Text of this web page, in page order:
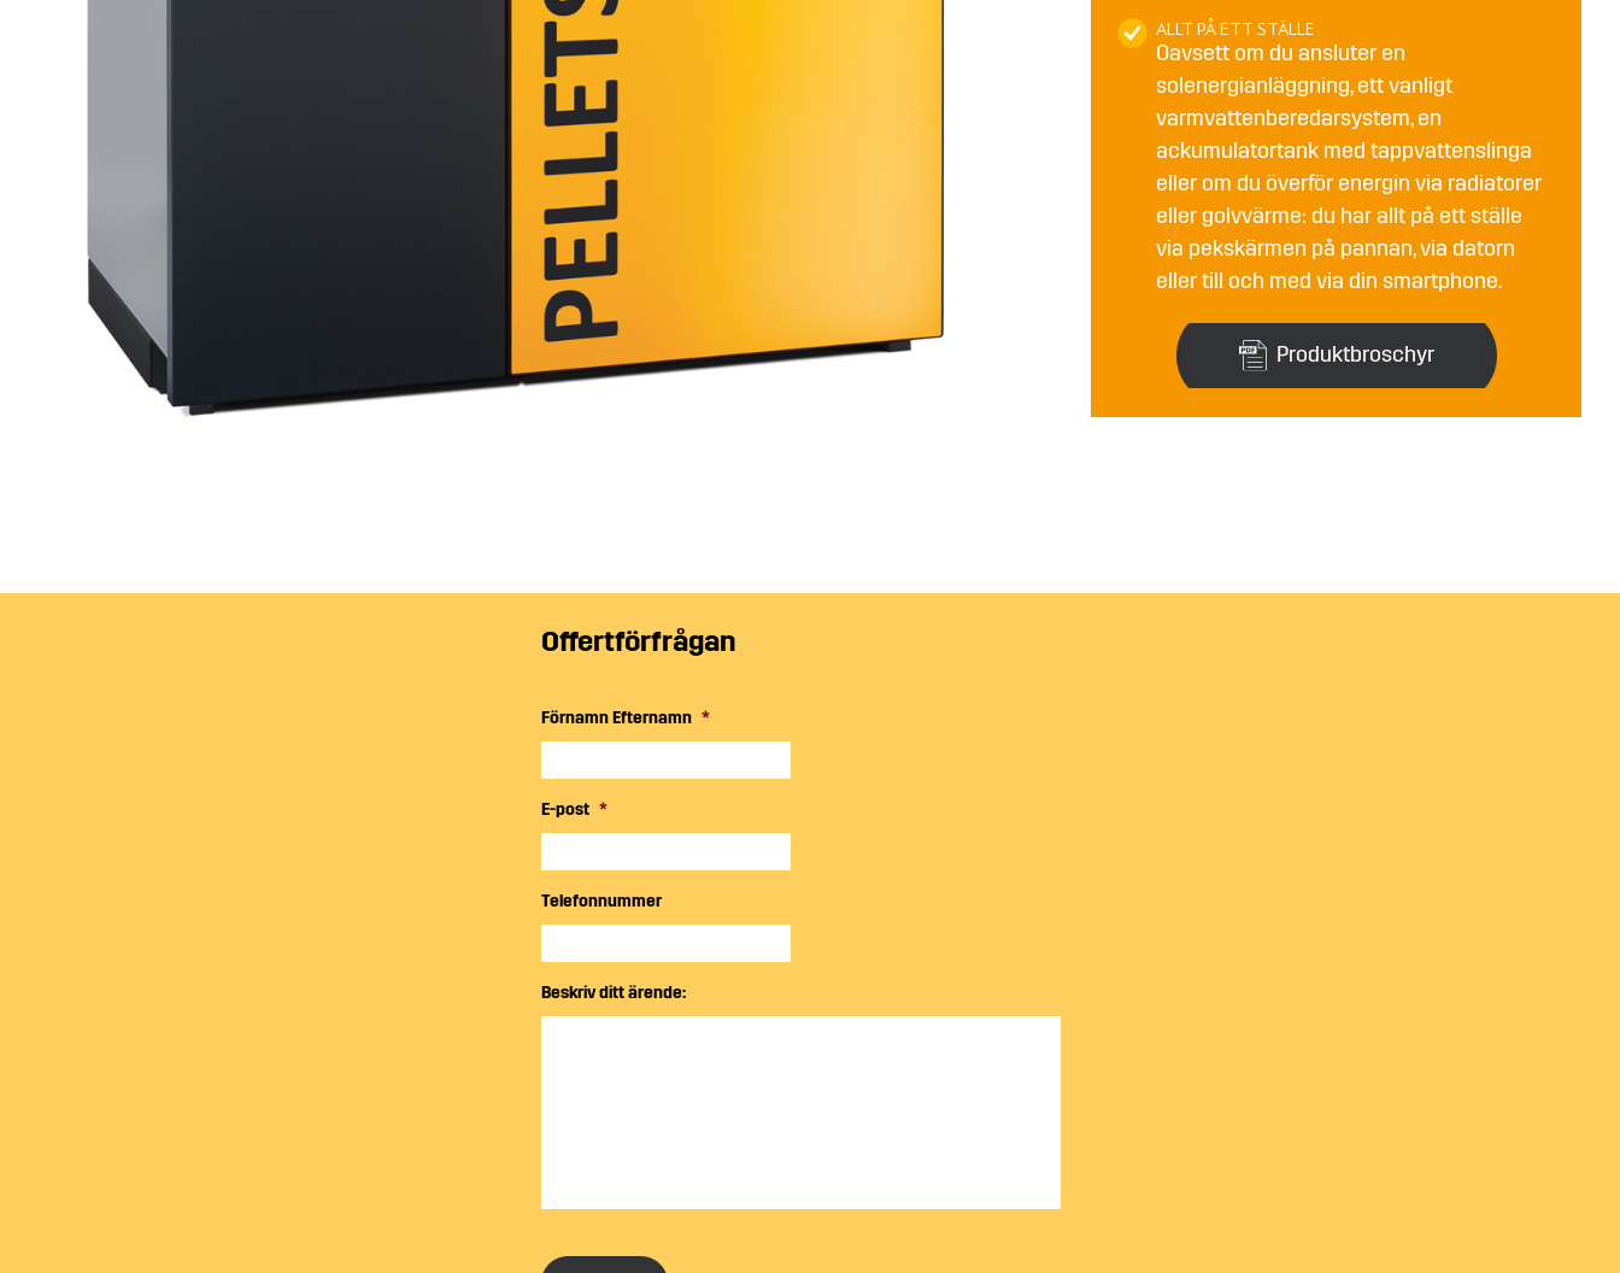
ALLT PÅ ETT STÄLLE
Oavsett om du ansluter en
solenergianläggning, ett vanligt
varmvattenberedarsystem, en
ackumulatortank med tappvattenslinga
eller om du överför energin via radiatorer
eller golvvärme: du har allt på ett ställe
via pekskärmen på pannan, via datorn
eller till och med via din smartphone.
Produktbroschyr
Offertförfrågan
Förnamn Efternamn *
E-post *
Telefonnummer
Beskriv ditt ärende: